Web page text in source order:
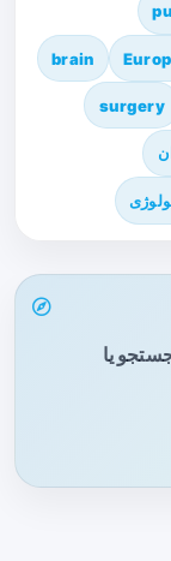
brain
surgery
یا